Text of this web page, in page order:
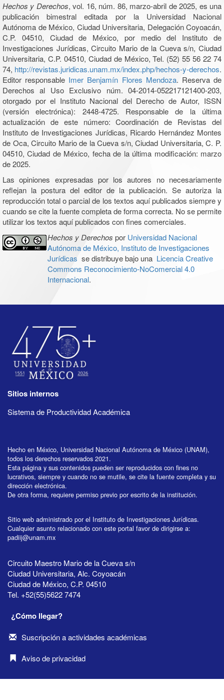
Hechos y Derechos, vol. 16, núm. 86, marzo-abril de 2025, es una
publicación bimestral editada por la Universidad Nacional
Autónoma de México, Ciudad Universitaria, Delegación Coyoacán,
C.P. 04510, Ciudad de México, por medio del Instituto de
Investigaciones Jurídicas, Circuito Mario de la Cueva s/n, Ciudad
Universitaria, C.P. 04510, Ciudad de México, Tel. (52) 55 56 22 74
74, http://revistas.juridicas.unam.mx/index.php/hechos-y-derechos.
Editor responsable Imer Benjamín Flores Mendoza. Reserva de
Derechos al Uso Exclusivo núm. 04-2014-052217121400-203,
otorgado por el Instituto Nacional del Derecho de Autor, ISSN
(versión electrónica): 2448-4725. Responsable de la última
actualización de este número: Coordinación de Revistas del
Instituto de Investigaciones Jurídicas, Ricardo Hernández Montes
de Oca, Circuito Mario de la Cueva s/n, Ciudad Universitaria, C. P.
04510, Ciudad de México, fecha de la última modificación: marzo
de 2025.
Las opiniones expresadas por los autores no necesariamente
reflejan la postura del editor de la publicación. Se autoriza la
reproducción total o parcial de los textos aquí publicados siempre y
cuando se cite la fuente completa de forma correcta. No se permite
utilizar los textos aquí publicados con fines comerciales.
Hechos y Derechos por Universidad Nacional
Autónoma de México, Instituto de Investigaciones
Jurídicas se distribuye bajo una Licencia Creative
Commons Reconocimiento-NoComercial 4.0
Internacional.
Sitios internos
Sistema de Productividad Académica
Hecho en México, Universidad Nacional Autónoma de México (UNAM),
todos los derechos reservados 2021.
Esta página y sus contenidos pueden ser reproducidos con fines no
lucrativos, siempre y cuando no se mutile, se cite la fuente completa y su
dirección electrónica.
De otra forma, requiere permiso previo por escrito de la institución.
Sitio web administrado por el Instituto de Investigaciones Jurídicas.
Cualquier asunto relacionado con este portal favor de dirigirse a:
padiij@unam.mx
Circuito Maestro Mario de la Cueva s/n
Ciudad Universitaria, Alc. Coyoacán
Ciudad de México, C.P. 04510
Tel. +52(55)5622 7474
¿Cómo llegar?
Suscripción a actividades académicas
Aviso de privacidad